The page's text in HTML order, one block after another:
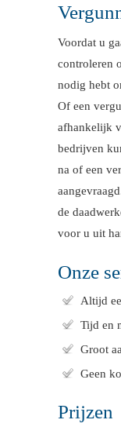
Voordat u
controleren
nodig hebt
Of een
afhankelijk
bedrijven
na of een
de
voor u uit
Onze
Altijd
Tijd en
Groot
Geen
Prijzen